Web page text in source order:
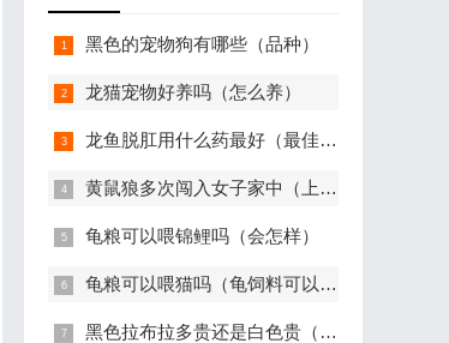
黑色的宠物狗有哪些（品种）
龙猫宠物好养吗（怎么养）
龙鱼脱肛用什么药最好（最佳治疗）
黄鼠狼多次闯入女子家中（上蹿下跳）
龟粮可以喂锦鲤吗（会怎样）
龟粮可以喂猫吗（龟饲料可以给猫吃吗）
黑色拉布拉多贵还是白色贵（价格多少钱一只）